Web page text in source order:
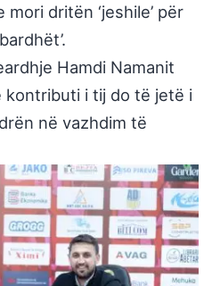
dritën ‘jeshile’ për
Hamdi Namanit
kontributi i tij do të jetë i
në vazhdim të